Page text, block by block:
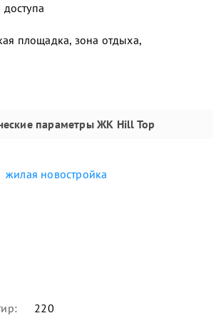
площадка, зона отдыха,
параметрыЖК Hill Top
жилая новостройка
220